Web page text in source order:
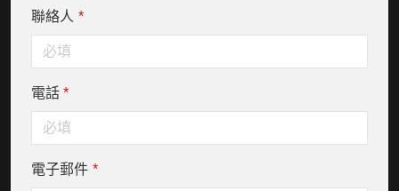
聯絡人 *
電話*
電子郵件 *